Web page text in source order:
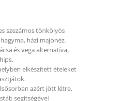
szezámos tönkölyös
házi majonéz,
és vega alternatíva,
elkészített ételeket
azért jött létre,
segítségével